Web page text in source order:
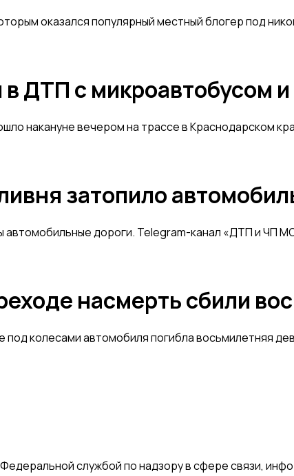
оказался популярный местный блогер под
ДТП с микроавтобусом
накануне вечером на трассе в Краснодарском
затопило
автомобильные дороги. Telegram-канал «ДТП и
насмерть сбили
колесами автомобиля погибла восьмилетняя
службой по надзору в сфере связи,